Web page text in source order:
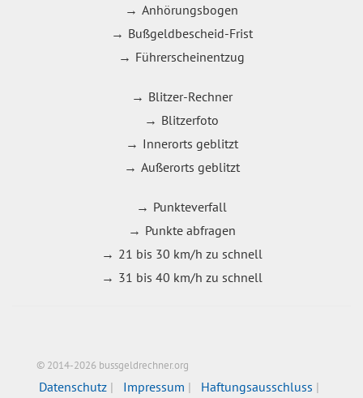
Anhörungsbogen
Bußgeldbescheid-Frist
Führerscheinentzug
Blitzer-Rechner
Blitzerfoto
Innerorts geblitzt
Außerorts geblitzt
Punkteverfall
Punkte abfragen
21 bis 30 km/h zu schnell
31 bis 40 km/h zu schnell
© 2014-2026 bussgeldrechner.org
Datenschutz Impressum Haftungsausschluss